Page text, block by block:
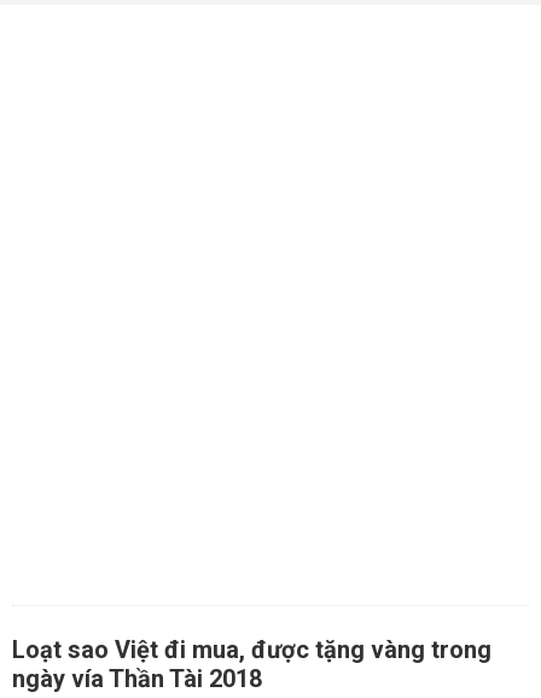
Loạt sao Việt đi mua, được tặng vàng trong
ngày vía Thần Tài 2018